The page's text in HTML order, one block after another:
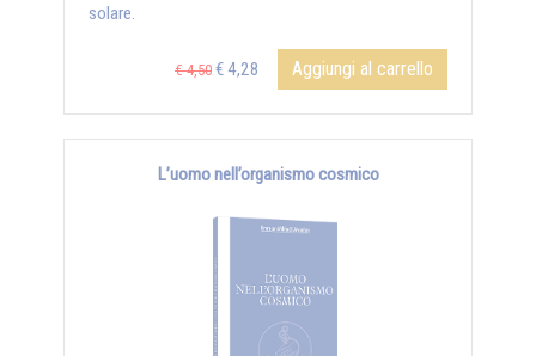
solare.
€ 4,50 € 4,28 Aggiungi al carrello
L’uomo nell’organismo cosmico